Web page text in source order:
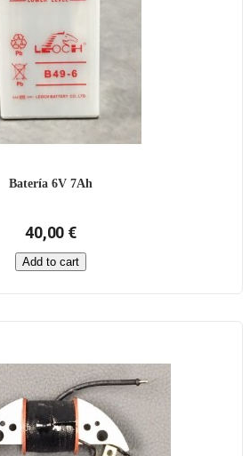
Batería 6V 7Ah
40,00 €
Add to cart